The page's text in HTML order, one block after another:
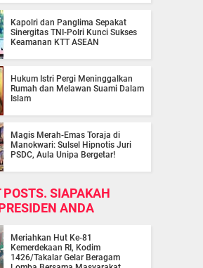
Kapolri dan Panglima Sepakat
Sinergitas TNI-Polri Kunci Sukses
Keamanan KTT ASEAN
Hukum Istri Pergi Meninggalkan
Rumah dan Melawan Suami Dalam
Islam
Magis Merah-Emas Toraja di
Manokwari: Sulsel Hipnotis Juri
PSDC, Aula Unipa Bergetar!
POSTS. SIAPAKAH
ANDA
Meriahkan Hut Ke-81
Kemerdekaan RI, Kodim
1426/Takalar Gelar Beragam